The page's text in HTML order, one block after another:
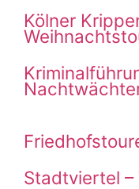
Kölner
Stadtviertel –